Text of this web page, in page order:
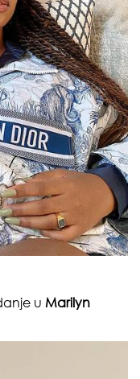
u Marilyn